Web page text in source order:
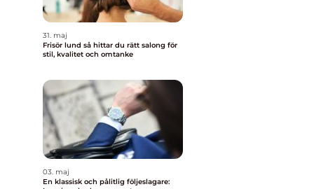
31. maj
Frisör lund så hittar du rätt salong för
stil, kvalitet och omtanke
03. maj
En klassisk och pålitlig följeslagare: